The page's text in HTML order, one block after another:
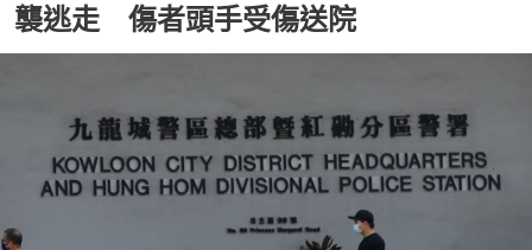
襲逃走 傷者頭手受傷送院